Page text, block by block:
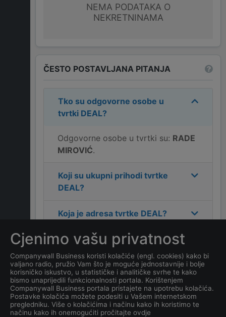
NEMA PODATAKA O
NEKRETNINAMA
ČESTO POSTAVLJANA PITANJA
Tko su odgovorne osobe u
tvrtki DEAL?
Odgovorne osobe u tvrtki su: RADE
MIROVIĆ.
Koji su ukupni prihodi tvrtke
DEAL?
Koja je adresa tvrtke DEAL?
Koji je kontakt tvrtkeDEAL?
Koliko ima zaposlenih
kompanijaDEAL?
Koji je datum osnivanja
Cjenimo vašu privatnost
Companywall Business koristi kolačiće (engl. cookies) kako bi
valjano radio, pružio Vam što je moguće jednostavnije i bolje
korisničko iskustvo, u statističke i analitičke svrhe te kako
bismo unaprijedili funkcionalnosti portala. Korištenjem
Companywall Business portala pristajete na upotrebu kolačića.
Postavke kolačića možete podesiti u Vašem internetskom
pregledniku. Više o kolačićima i načinu kako ih koristimo te
načinu kako ih onemogućiti pročitajte ovdje